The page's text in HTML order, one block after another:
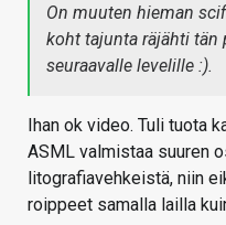
On muuten hieman
koht tajunta räjähti tän
seuraavalle levelille :).
Ihan ok video. Tuli tuota
ASML valmistaa suuren
litografiavehkeistä, niin
roippeet samalla lailla